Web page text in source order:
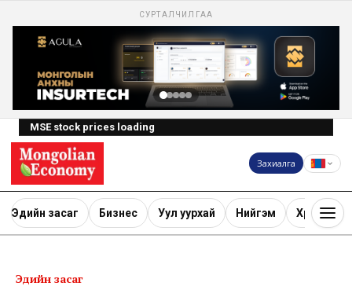
СУРТАЛЧИЛГАА
MSE stock prices loading
Захиалга
Эдийн засаг Бизнес Уул уурхай Нийгэм Хөрөнгө
Эдийн засаг